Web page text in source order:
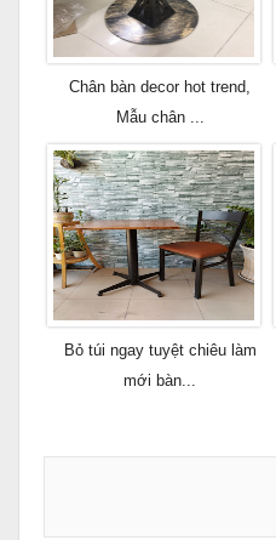
Chân bàn decor hot trend,
Mẫu chân ...
Bỏ túi ngay tuyệt chiêu làm
mới bàn...